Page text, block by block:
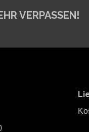
VERPASSEN!